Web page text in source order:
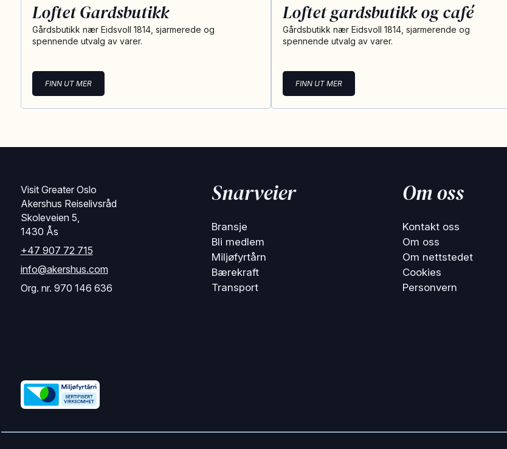
Loftet Gardsbutikk
Gårdsbutikk nær Eidsvoll 1814, sjarmerede og
spennende utvalg av varer.
FINN UT MER
Loftet gardsbutikk og café
Gårdsbutikk nær Eidsvoll 1814, sjarmerende og
spennende utvalg av varer.
FINN UT MER
Visit Greater Oslo
Akershus Reiselivsråd
Skoleveien 5,
1430 Ås
+47 907 72 715
info@akershus.com
Org. nr. 970 146 636
Snarveier
Bransje
Bli medlem
Miljøfyrtårn
Bærekraft
Transport
Om oss
Kontakt oss
Om oss
Om nettstedet
Cookies
Personvern